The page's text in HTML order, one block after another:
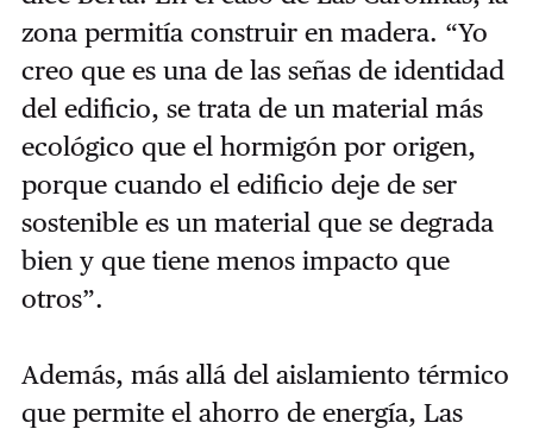
zona permitía construir en madera. “Yo
creo que es una de las señas de identidad
del edificio, se trata de un material más
ecológico que el hormigón por origen,
porque cuando el edificio deje de ser
sostenible es un material que se degrada
bien y que tiene menos impacto que
otros”.
Además, más allá del aislamiento térmico
que permite el ahorro de energía, Las